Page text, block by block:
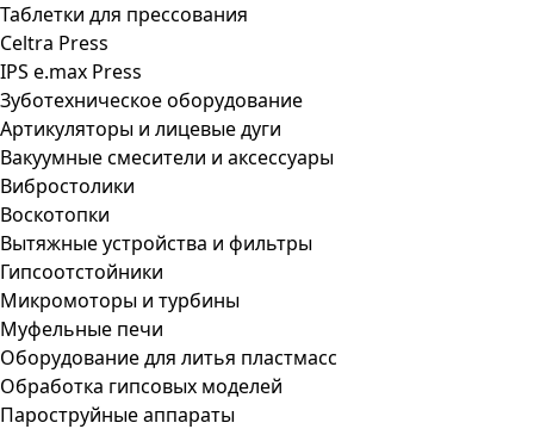
Таблетки для прессования
Celtra Press
IPS e.max Press
Зуботехническое оборудование
Артикуляторы и лицевые дуги
Вакуумные смесители и аксессуары
Вибростолики
Воскотопки
Вытяжные устройства и фильтры
Гипсоотстойники
Микромоторы и турбины
Муфельные печи
Оборудование для литья пластмасс
Обработка гипсовых моделей
Пароструйные аппараты